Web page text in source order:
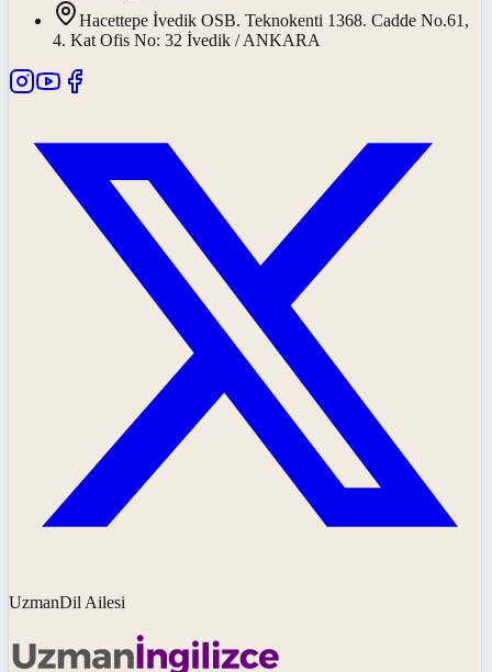
Hacettepe İvedik OSB. Teknokenti 1368. Cadde No.61,
4. Kat Ofis No: 32 İvedik / ANKARA
UzmanDil Ailesi